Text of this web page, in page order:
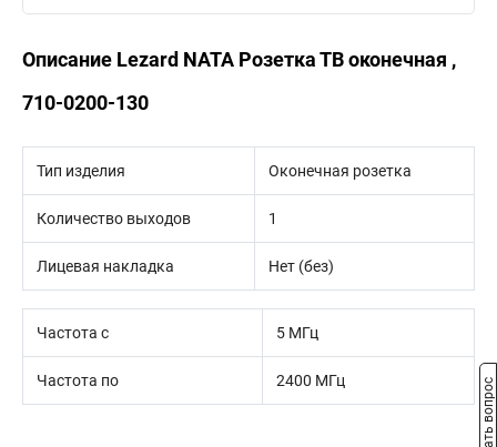
Описание Lezard NATA Розетка ТВ оконечная ,
710-0200-130
Тип изделия Оконечная розетка
Количество выходов 1
Лицевая накладка Нет (без)
Частота с 5 МГц
Частота по 2400 МГц Задать вопрос